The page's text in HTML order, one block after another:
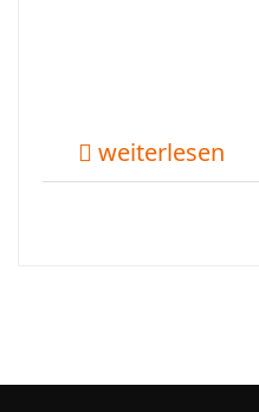
weiterlesen